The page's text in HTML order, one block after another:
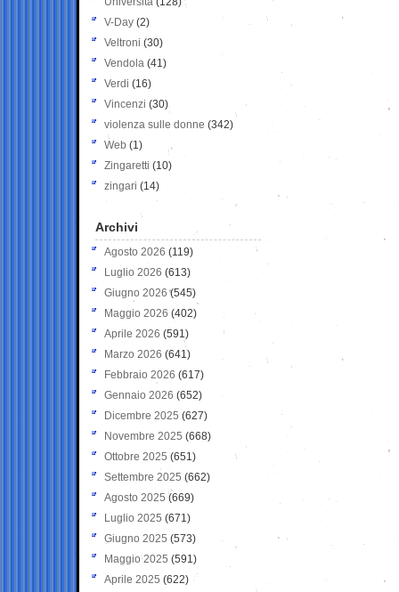
V-Day (2)
Veltroni (30)
Vendola (41)
Verdi (16)
Vincenzi (30)
violenza sulle donne (342)
Web (1)
Zingaretti (10)
zingari (14)
Archivi
Agosto 2026 (119)
Luglio 2026 (613)
Giugno 2026 (545)
Maggio 2026 (402)
Aprile 2026 (591)
Marzo 2026 (641)
Febbraio 2026 (617)
Gennaio 2026 (652)
Dicembre 2025 (627)
Novembre 2025 (668)
Ottobre 2025 (651)
Settembre 2025 (662)
Agosto 2025 (669)
Luglio 2025 (671)
Giugno 2025 (573)
Maggio 2025 (591)
Aprile 2025 (622)